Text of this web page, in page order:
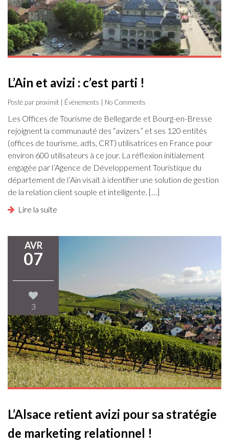
L’Ain et avizi : c’est parti !
Posté par proximit | Événements | No Comments
Les Offices de Tourisme de Bellegarde et Bourg-en-Bresse
rejoignent la communauté des “avizers” et ses 120 entités
(offices de tourisme, adts, CRT) utilisatrices en France pour
environ 600 utilisateurs à ce jour. La réflexion initialement
engagée par l’Agence de Développement Touristique du
département de l’Ain visait à identifier une solution de gestion
de la relation client souple et intelligente. […]
Lire la suite
AVR
07
3
L’Alsace retient avizi pour sa stratégie
de marketing relationnel !